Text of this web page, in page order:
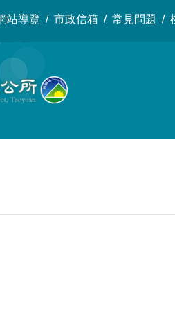
站導覽 市政信箱 常見問題